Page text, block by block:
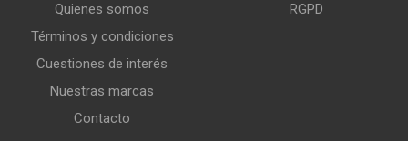
Quienes somos
Términos y condiciones
Cuestiones de interés
Nuestras marcas
Contacto
RGPD